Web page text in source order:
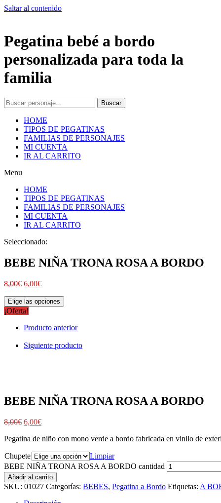
Saltar al contenido
Pegatina bebé a bordo
personalizada para toda la
familia
Buscar
HOME
TIPOS DE PEGATINAS
FAMILIAS DE PERSONAJES
MI CUENTA
IR AL CARRITO
Menu
HOME
TIPOS DE PEGATINAS
FAMILIAS DE PERSONAJES
MI CUENTA
IR AL CARRITO
Seleccionado:
BEBE NIÑA TRONA ROSA A BORDO
8,00€ 6,00€
Elige las opciones
¡Oferta!
Producto anterior
Siguiente producto
BEBE NIÑA TRONA ROSA A BORDO
8,00€ 6,00€
Pegatina de niño con mono verde a bordo fabricada en vinilo de
Chupete
Limpiar
BEBE NIÑA TRONA ROSA A BORDO cantidad
Añadir al carrito
SKU: 01027 Categorías: BEBES, Pegatina a Bordo Etiquetas: A